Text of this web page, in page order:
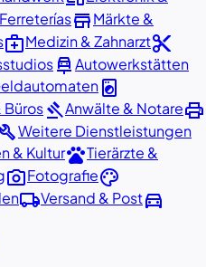
storeMärkte &
medical_servicesMedizin & Zahnarztcontent_cut
car_repairAutowerkstätten
local_laundry_service
gavelAnwälte & Notareprint
buildWeitere Dienstleistungen
& KulturpetsTierärzte &
photo_cameraFotografiepalette
local_shippingVersand & Postdirections_car